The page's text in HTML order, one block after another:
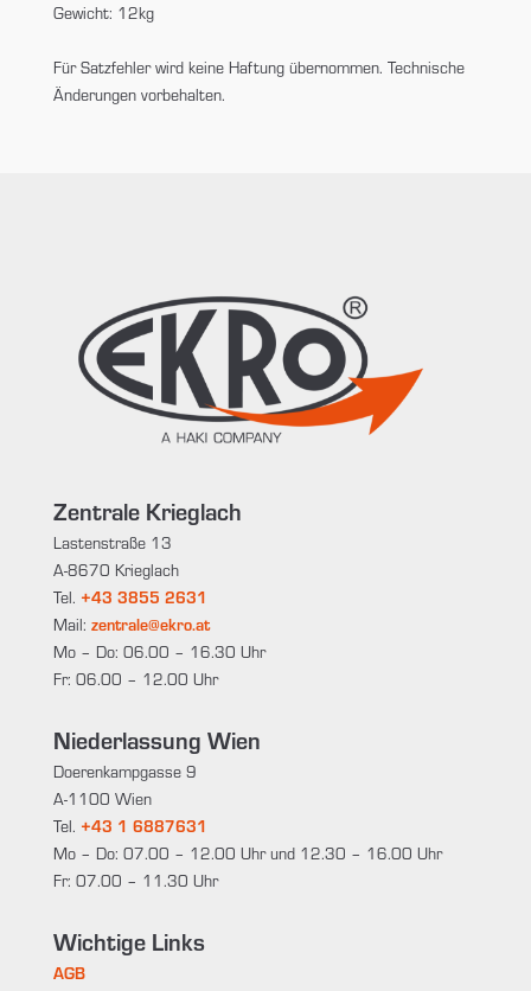
Gewicht: 12kg
Für Satzfehler wird keine Haftung übernommen. Technische
Änderungen vorbehalten.
Zentrale Krieglach
Lastenstraße 13
A-8670 Krieglach
Tel. +43 3855 2631
Mail: zentrale@ekro.at
Mo – Do: 06.00 – 16.30 Uhr
Fr: 06.00 – 12.00 Uhr
Niederlassung Wien
Doerenkampgasse 9
A-1100 Wien
Tel. +43 1 6887631
Mo – Do: 07.00 – 12.00 Uhr und 12.30 – 16.00 Uhr
Fr: 07.00 – 11.30 Uhr
Wichtige Links
AGB